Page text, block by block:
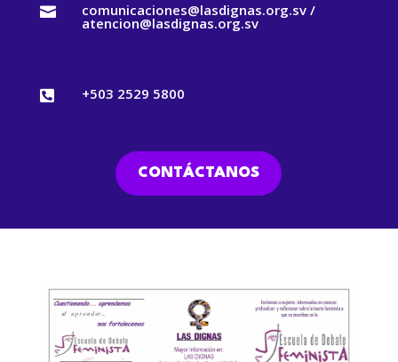
 comunicaciones@lasdignas.org.sv /
atencion@lasdignas.org.sv
 +503 2529 5800
CONTÁCTANOS